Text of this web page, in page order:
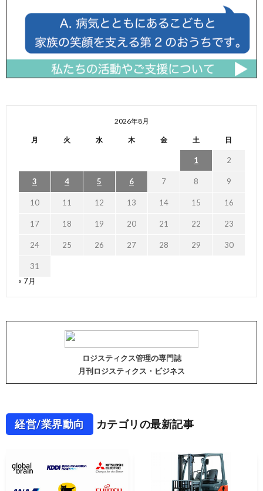
2026年8月
月 火 水 木 金 土 日
1 2
3 4 5 6 7 8 9
10 11 12 13 14 15 16
17 18 19 20 21 22 23
24 25 26 27 28 29 30
31
« 7月
ロジスティクス管理の専門誌
月刊ロジスティクス・ビジネス
経営/業界動向 カテゴリの最新記事